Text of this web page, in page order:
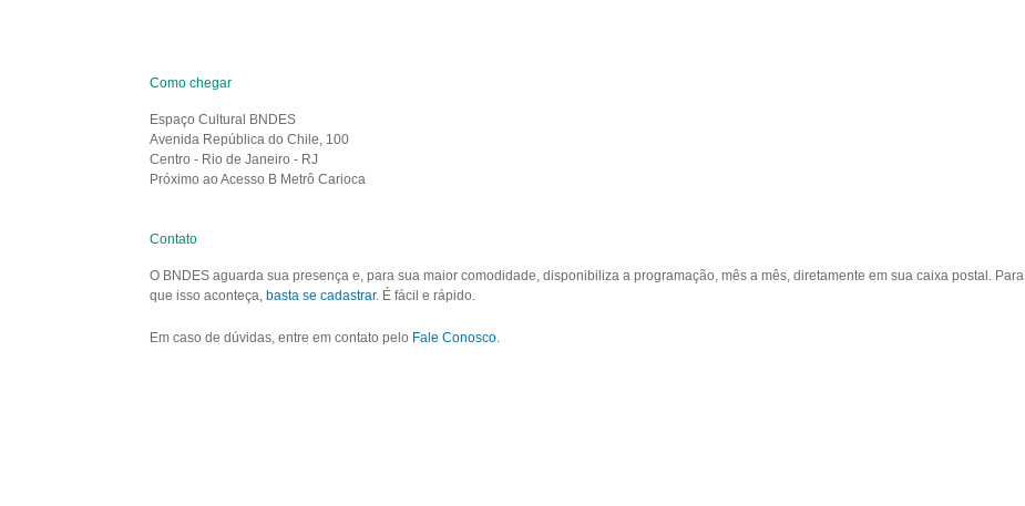
Como chegar
Espaço Cultural BNDES
Avenida República do Chile, 100
Centro - Rio de Janeiro - RJ
Próximo ao Acesso B Metrô Carioca
Contato
O BNDES aguarda sua presença e, para sua maior comodidade, disponibiliza a programação, mês a mês, diretamente em sua caixa postal. Para
que isso aconteça, basta se cadastrar. É fácil e rápido.
Em caso de dúvidas, entre em contato pelo Fale Conosco.